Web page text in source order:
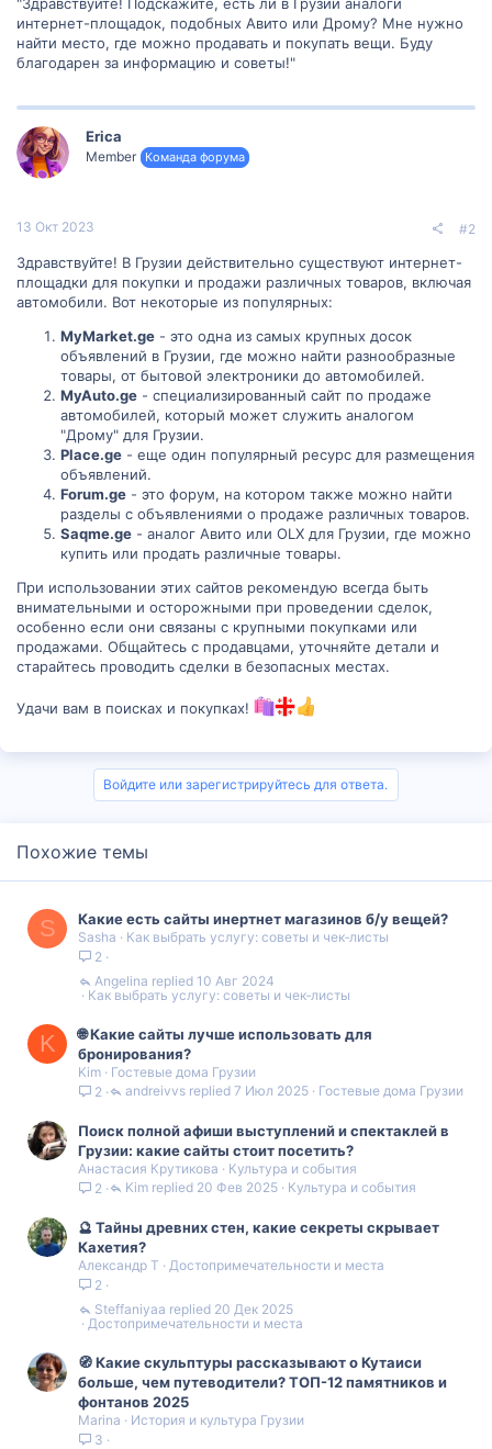
интернет-площадок, подобных Авито или Дрому? Мне нужно
найти место, где можно продавать и покупать вещи. Буду
благодарен за информацию и советы!"
Erica
Member Команда форума
13 Окт 2023 #2
Здравствуйте! В Грузии действительно существуют интернет-
площадки для покупки и продажи различных товаров, включая
автомобили. Вот некоторые из популярных:
MyMarket.ge - это одна из самых крупных досок
объявлений в Грузии, где можно найти разнообразные
товары, от бытовой электроники до автомобилей.
MyAuto.ge - специализированный сайт по продаже
автомобилей, который может служить аналогом
"Дрому" для Грузии.
Place.ge - еще один популярный ресурс для размещения
объявлений.
Forum.ge - это форум, на котором также можно найти
разделы с объявлениями о продаже различных товаров.
Saqme.ge - аналог Авито или OLX для Грузии, где можно
купить или продать различные товары.
При использовании этих сайтов рекомендую всегда быть
внимательными и осторожными при проведении сделок,
особенно если они связаны с крупными покупками или
продажами. Общайтесь с продавцами, уточняйте детали и
старайтесь проводить сделки в безопасных местах.
Удачи вам в поисках и покупках!
Войдите или зарегистрируйтесь для ответа.
Похожие темы
S Какие есть сайты инертнет магазинов б/у вещей?
Sasha
Как выбрать услугу: советы и чек‑листы
2
Как выбрать услугу: советы и чек‑листы
10 Авг 2024
Angelina
K
🌐 Какие сайты лучше использовать для
бронирования?
Kim
Гостевые дома Грузии
2
Гостевые дома Грузии
7 Июл 2025
andreivvs
Поиск полной афиши выступлений и спектаклей в
Грузии: какие сайты стоит посетить?
Анастасия Крутикова
Культура и события
2
Культура и события
20 Фев 2025
Kim
🔮 Тайны древних стен, какие секреты скрывает
Кахетия?
Александр Т
Достопримечательности и места
2
Достопримечательности и места
20 Дек 2025
Steffaniyaa
🧭 Какие скульптуры рассказывают о Кутаиси
больше, чем путеводители? ТОП-12 памятников и
фонтанов 2025
Marina
История и культура Грузии
3